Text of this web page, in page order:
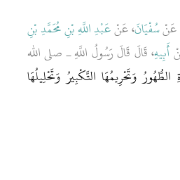
عَنْسُفْيَانَ، عَنْعَبْدِ اللَّهِ بْنِ مُحَمَّدِ بْنِ
أَبِيهِ، قَالَ قَالَ رَسُولُ اللَّهِ ـ صلى الله
وَتَحْرِيمُهَا التَّكْبِيرُ وَتَحْلِيلُهَا